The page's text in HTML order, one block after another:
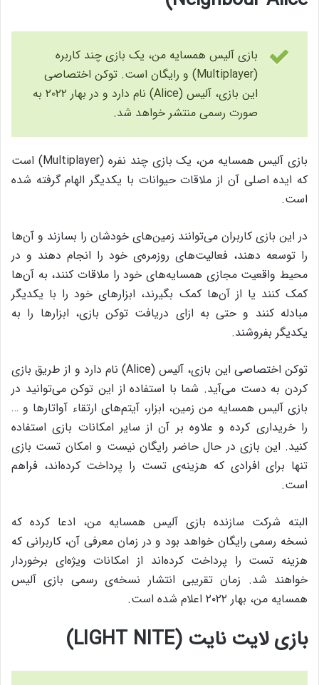
بازی آلیس همسایه‌ من، یک بازی چند کاربره
(Multiplayer) و رایگان است. توکن اختصاصی
این بازی، آلیس (Alice) نام دارد و در بهار ۲۰۲۲ به
صورت رسمی منتشر خواهد شد.
بازی آلیس همسایه‌ من، یک بازی چند نفره (Multiplayer) است
که ایده‌ اصلی آن از ملاقات حیوانات با یکدیگر الهام گرفته شده
است.
در این بازی کاربران می‌توانند زمین‌های خودشان را بسازند و آن‌ها
را توسعه دهند، فعالیت‌های روزمره‌ی خود را انجام دهند و در
محیط واقعیت مجازی همسایه‌های خود را ملاقات کنند، به آن‌ها
کمک کنند یا از آن‌ها کمک بگیرند، ابزار‌های خود را با یکدیگر
مبادله کنند و حتی به ازای دریافت توکن بازی، ابزارها را به
یکدیگر بفروشند.
توکن اختصاصی این بازی، آلیس (Alice) نام دارد و از طریق بازی
کردن به دست می‌آید. شما با استفاده از این توکن می‌توانید در
بازی آلیس همسایه من زمین، ابزار، آیتم‌های ارتقاء آواتارها و …
را خریداری کرده و علاوه بر آن از سایر امکانات بازی استفاده
کنید. این بازی در حال حاضر رایگان نیست و امکان تست بازی
تنها برای افرادی که هزینه‌ی تست را پرداخت کرده‌اند، فراهم
است.
البته شرکت سازنده‌ بازی آلیس همسایه من، ادعا کرده که
نسخه‌ رسمی رایگان خواهد بود و در زمان معرفی آن، کاربرانی که
هزینه‌ تست را پرداخت کرده‌اند از امکانات ویژه‌ای برخوردار
خواهند شد. زمان تقریبی انتشار نسخه‌ی رسمی بازی آلیس
همسایه‌ من، بهار ۲۰۲۲ اعلام شده است.
بازی لایت نایت (LIGHT NITE)